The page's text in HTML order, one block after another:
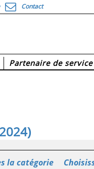
Contact
Partenaire de service
la catégorie